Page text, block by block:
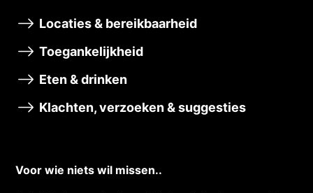
Locaties & bereikbaarheid
Toegankelijkheid
Eten & drinken
Klachten, verzoeken & suggesties
Voor wie niets wil missen..